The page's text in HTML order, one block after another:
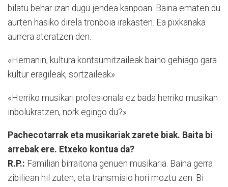
bilatu behar izan dugu jendea kanpoan. Baina ematen du
aurten hasiko direla tronboia irakasten. Ea pixkanaka
aurrera ateratzen den.
«Hernanin, kultura kontsumitzaileak baino gehiago gara
kultur eragileak, sortzaileak»
«Herriko musikari profesionala ez bada herriko musikan
inbolukratzen, nork egingo du?»
Pachecotarrak eta musikariak zarete biak. Baita bi
arrebak ere. Etxeko kontua da?
R.P.: Familian birraitona genuen musi­ka­ria. Baina gerra
zibiliean hil zuten, eta trans­misio hori moztu zen. Bi